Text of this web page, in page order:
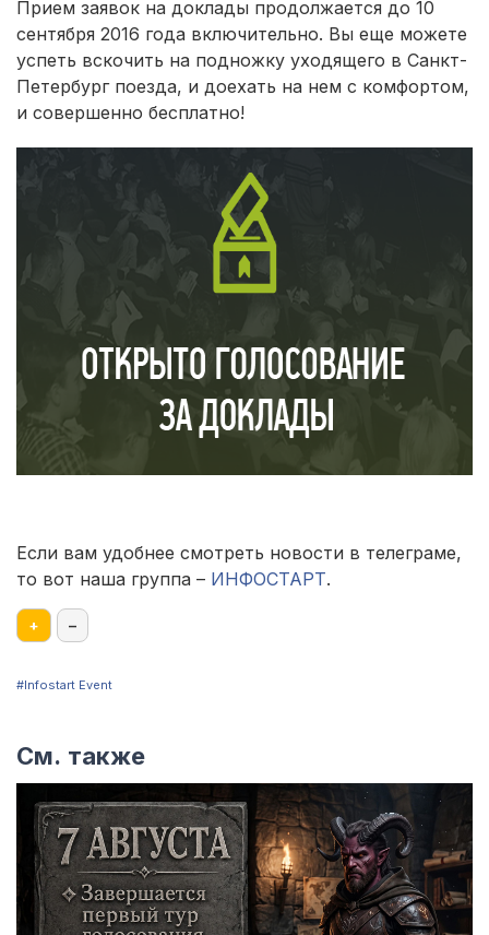
Прием заявок на доклады продолжается до 10
сентября 2016 года включительно. Вы еще можете
успеть вскочить на подножку уходящего в Санкт-
Петербург поезда, и доехать на нем с комфортом,
и совершенно бесплатно!
Если вам удобнее смотреть новости в телеграме,
то вот наша группа – ИНФОСТАРТ.
+ –
#Infostart Event
См. также